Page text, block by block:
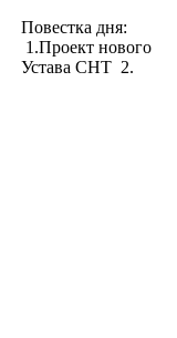
Повестка дня:
1.Проект нового
Устава СНТ 2.